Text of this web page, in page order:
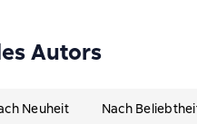
Autors
Neuheit Nach